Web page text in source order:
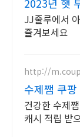
JJ줄루에서
즐겨보세요
http://
수제쨈 쿠
건강한 수제
캐시 적립 받